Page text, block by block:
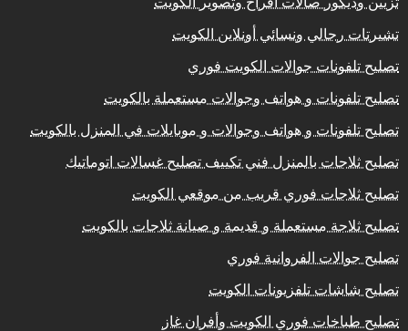
تشيرتات رجالي ونسائي أونلاين الكويت
تصليح تلفونات جوالات الكويت فوري
تصليح تلفونات و هواتف وجوالات مستعملة بالكويت
تصليح تلفونات و هواتف وجوالات و موبايلات في المنزل بالكويت
تصليح ثلاجات بالمنزل فني تكييف تصليح غسالات اتوماتيك
تصليح ثلاجات فوري قريب من موقعي الكويت
تصليح ثلاجة مستعملة و قديمة و صيانة ثلاجات بالكويت
تصليح جوالات الفروانية فوري
تصليح شاشات تلفزيونات الكويت
تصليح طباخات فوري الكويت وأفران غاز